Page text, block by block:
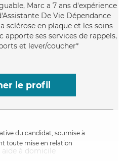
Marc a 7 ans d'expérience
De Vie Dépendance
sclérose en plaque et les soins
apporte ses services de rappels,
et lever/coucher*
le profil
du candidat, soumise à
toute mise en relation